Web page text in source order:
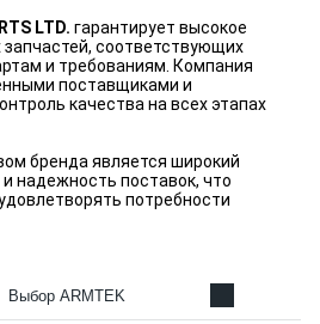
LTD. гарантирует высокое
соответствующих
и требованиям. Компания
поставщиками и
качества на всех этапах
бренда является широкий
надежность поставок, что
потребности
Выбор ARMTEK